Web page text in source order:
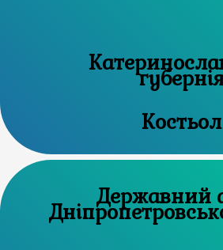
Костьол
Державний